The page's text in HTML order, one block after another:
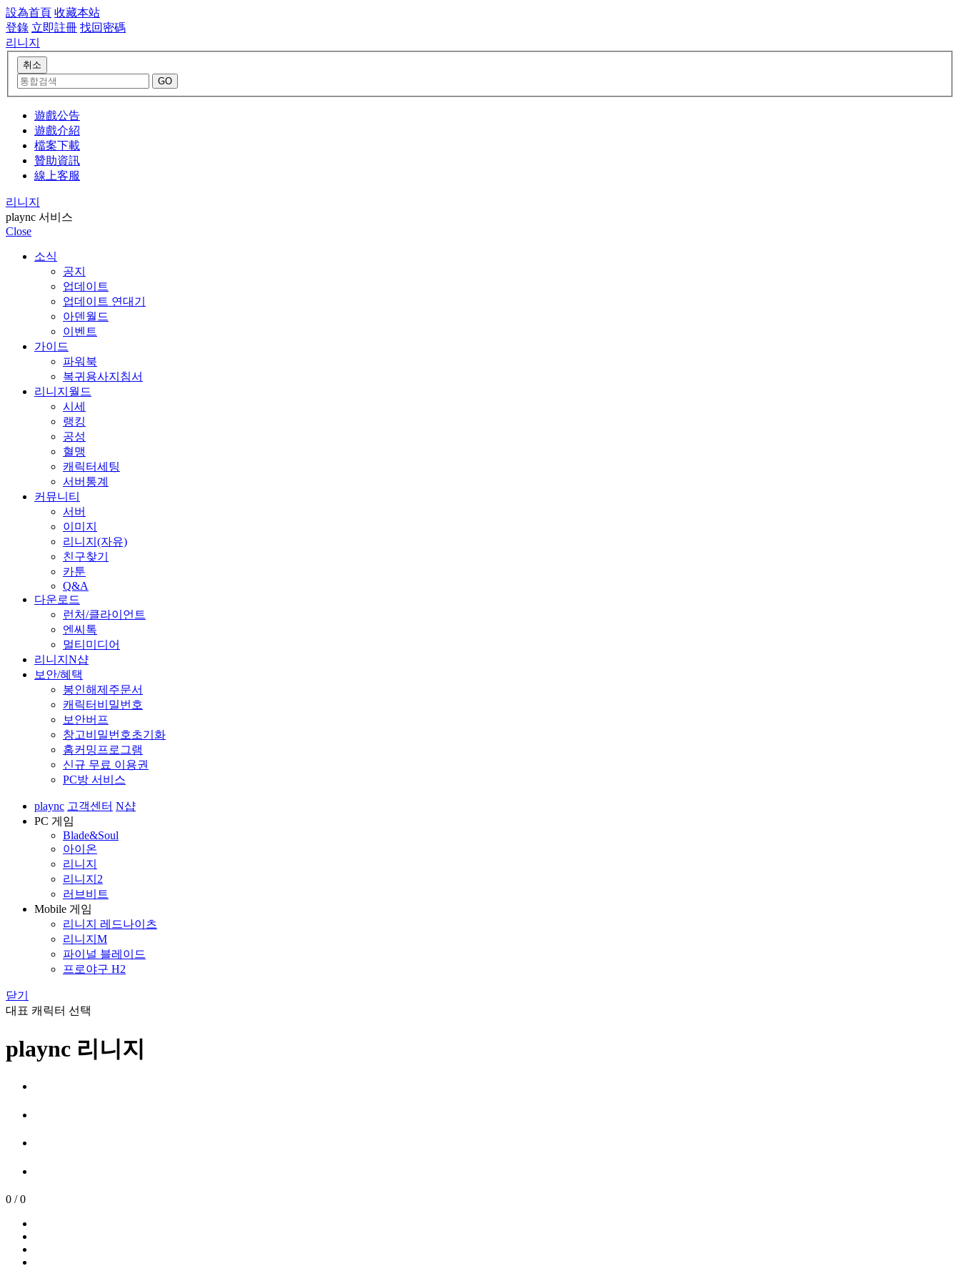
設為首頁 收藏本站
登錄 立即註冊 找回密碼
리니지
遊戲公告
遊戲介紹
檔案下載
贊助資訊
線上客服
리니지
plaync 서비스
Close
소식
공지
업데이트
업데이트 연대기
아덴월드
이벤트
가이드
파워북
복귀용사지침서
리니지월드
시세
랭킹
공성
혈맹
캐릭터세팅
서버통계
커뮤니티
서버
이미지
리니지(자유)
친구찾기
카툰
Q&A
다운로드
런처/클라이언트
엔씨톡
멀티미디어
리니지N샵
보안/혜택
봉인해제주문서
캐릭터비밀번호
보안버프
창고비밀번호초기화
홈커밍프로그램
신규 무료 이용권
PC방 서비스
plaync 고객센터 N샵
PC 게임
Blade&Soul
아이온
리니지
리니지2
러브비트
Mobile 게임
리니지 레드나이츠
리니지M
파이널 블레이드
프로야구 H2
닫기
대표 캐릭터 선택
plaync 리니지
0 / 0